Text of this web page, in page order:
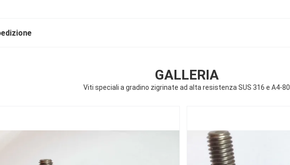
GALLERIA
Viti speciali a gradino zigrinate ad alta resistenza SUS 316 e A4-80